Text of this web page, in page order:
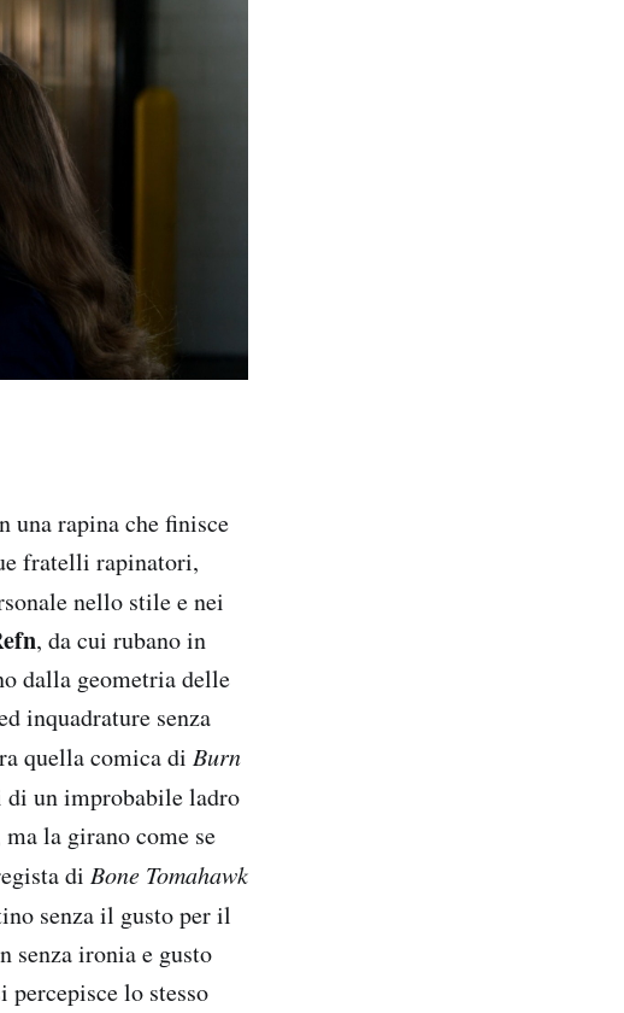
una rapina che finisce
fratelli rapinatori,
nello stile e nei
, da cui rubano in
dalla geometria delle
inquadrature senza
quella comica di Burn
di un improbabile ladro
la girano come se
di Bone Tomahawk
senza il gusto per il
senza ironia e gusto
lo stesso